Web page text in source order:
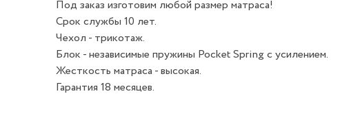
Под заказ изготовим любой размер матраса!
Срок службы 10 лет.
Чехол - трикотаж.
Блок - независимые пружины Pocket Spring с усилением.
Жесткость матраса - высокая.
Гарантия 18 месяцев.